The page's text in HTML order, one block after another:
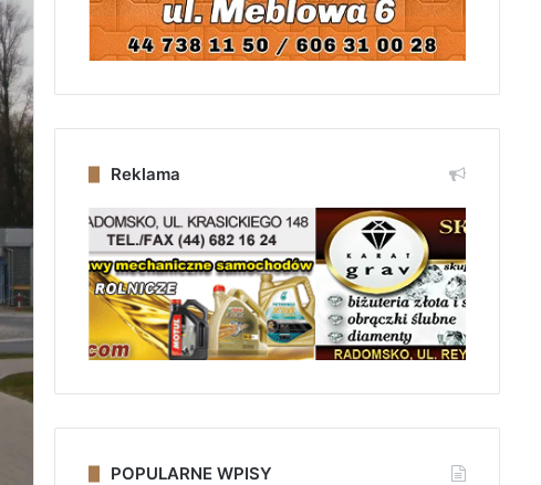
Reklama
POPULARNE WPISY